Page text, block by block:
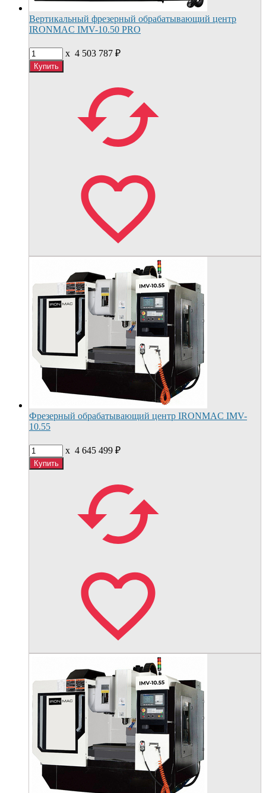
Вертикальный фрезерный обрабатывающий центр
IRONMAC IMV-10.50 PRO
x 4 503 787 ₽
Фрезерный обрабатывающий центр IRONMAC IMV-
10.55
x 4 645 499 ₽